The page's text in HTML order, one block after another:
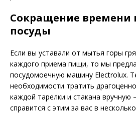
Сокращение времени
посуды
Если вы уставали от мытья горы
каждого приема пищи, то мы
посудомоечную машину Electrolux.
необходимости тратить
каждой тарелки и стакана
справится с этим за вас в